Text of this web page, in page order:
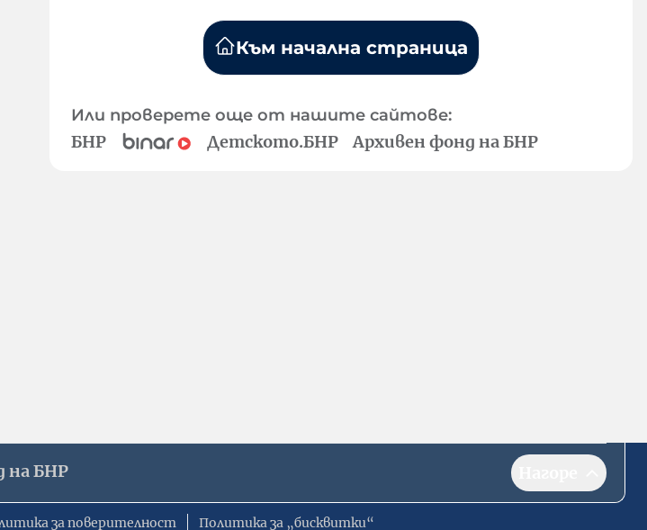
Към начална страница
Или проверете още от нашите сайтове:
БНР Детското.БНР Архивен фонд на БНР
на БНР
за поверителност Политика за „бисквитки“